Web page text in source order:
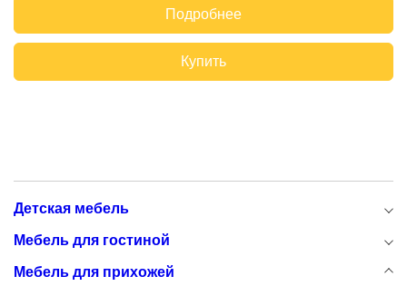
Детская мебель
Мебель для гостиной
Мебель для прихожей
Подробнее
Купить